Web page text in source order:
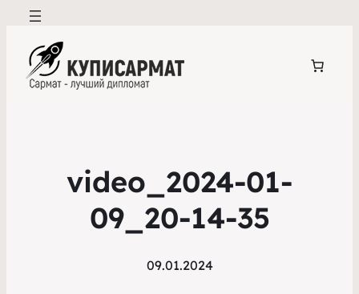
video_2024-01-
09_20-14-35
09.01.2024